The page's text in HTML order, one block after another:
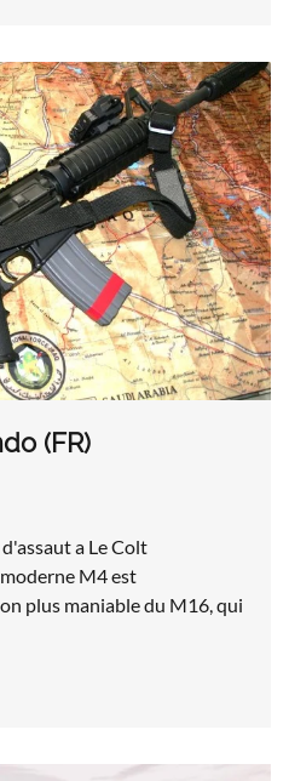
(FR)
a Le Colt
M4 est
plus maniable du M16, qui